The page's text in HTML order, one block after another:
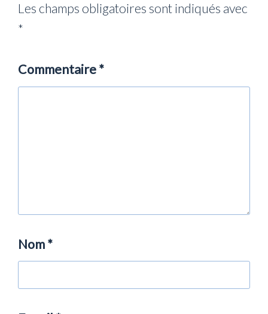
Les champs obligatoires sont indiqués avec
*
Commentaire*
Nom*